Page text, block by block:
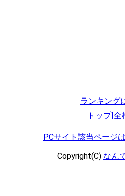
ランキング
トップ|全
PCサイト該当ページ
Copyright(C) なん